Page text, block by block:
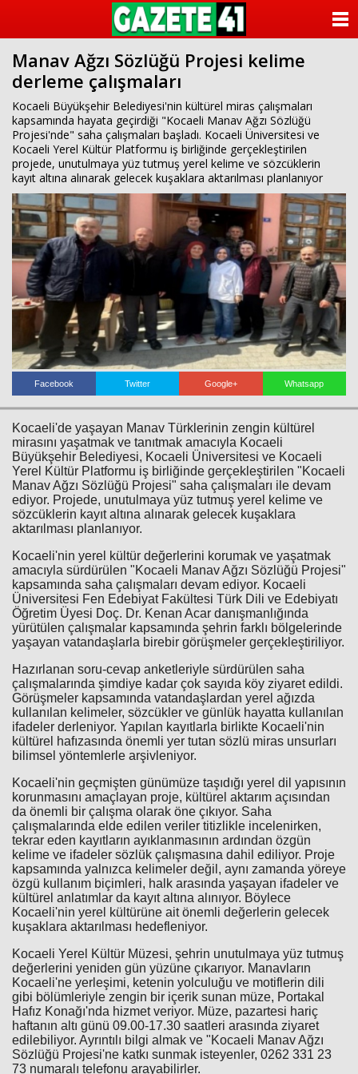
Manav Ağzı Sözlüğü Projesi kelime
derleme çalışmaları
Kocaeli Büyükşehir Belediyesi'nin kültürel miras çalışmaları
kapsamında hayata geçirdiği "Kocaeli Manav Ağzı Sözlüğü
Projesi'nde" saha çalışmaları başladı. Kocaeli Üniversitesi ve
Kocaeli Yerel Kültür Platformu iş birliğinde gerçekleştirilen
projede, unutulmaya yüz tutmuş yerel kelime ve sözcüklerin
kayıt altına alınarak gelecek kuşaklara aktarılması planlanıyor
Facebook Twitter Google+ Whatsapp
Kocaeli'de yaşayan Manav Türklerinin zengin kültürel
mirasını yaşatmak ve tanıtmak amacıyla Kocaeli
Büyükşehir Belediyesi, Kocaeli Üniversitesi ve Kocaeli
Yerel Kültür Platformu iş birliğinde gerçekleştirilen "Kocaeli
Manav Ağzı Sözlüğü Projesi" saha çalışmaları ile devam
ediyor. Projede, unutulmaya yüz tutmuş yerel kelime ve
sözcüklerin kayıt altına alınarak gelecek kuşaklara
aktarılması planlanıyor.
Kocaeli'nin yerel kültür değerlerini korumak ve yaşatmak
amacıyla sürdürülen "Kocaeli Manav Ağzı Sözlüğü Projesi"
kapsamında saha çalışmaları devam ediyor. Kocaeli
Üniversitesi Fen Edebiyat Fakültesi Türk Dili ve Edebiyatı
Öğretim Üyesi Doç. Dr. Kenan Acar danışmanlığında
yürütülen çalışmalar kapsamında şehrin farklı bölgelerinde
yaşayan vatandaşlarla birebir görüşmeler gerçekleştiriliyor.
Hazırlanan soru-cevap anketleriyle sürdürülen saha
çalışmalarında şimdiye kadar çok sayıda köy ziyaret edildi.
Görüşmeler kapsamında vatandaşlardan yerel ağızda
kullanılan kelimeler, sözcükler ve günlük hayatta kullanılan
ifadeler derleniyor. Yapılan kayıtlarla birlikte Kocaeli'nin
kültürel hafızasında önemli yer tutan sözlü miras unsurları
bilimsel yöntemlerle arşivleniyor.
Kocaeli'nin geçmişten günümüze taşıdığı yerel dil yapısının
korunmasını amaçlayan proje, kültürel aktarım açısından
da önemli bir çalışma olarak öne çıkıyor. Saha
çalışmalarında elde edilen veriler titizlikle incelenirken,
tekrar eden kayıtların ayıklanmasının ardından özgün
kelime ve ifadeler sözlük çalışmasına dahil ediliyor. Proje
kapsamında yalnızca kelimeler değil, aynı zamanda yöreye
özgü kullanım biçimleri, halk arasında yaşayan ifadeler ve
kültürel anlatımlar da kayıt altına alınıyor. Böylece
Kocaeli'nin yerel kültürüne ait önemli değerlerin gelecek
kuşaklara aktarılması hedefleniyor.
Kocaeli Yerel Kültür Müzesi, şehrin unutulmaya yüz tutmuş
değerlerini yeniden gün yüzüne çıkarıyor. Manavların
Kocaeli'ne yerleşimi, ketenin yolculuğu ve motiflerin dili
gibi bölümleriyle zengin bir içerik sunan müze, Portakal
Hafız Konağı'nda hizmet veriyor. Müze, pazartesi hariç
haftanın altı günü 09.00-17.30 saatleri arasında ziyaret
edilebiliyor. Ayrıntılı bilgi almak ve "Kocaeli Manav Ağzı
Sözlüğü Projesi'ne katkı sunmak isteyenler, 0262 331 23
73 numaralı telefonu arayabilirler.
KATEGORİLER
ANKETLER
FOTO GALERİ
VİDEO GALERİ
KÜNYE
İLETİŞİM
Haberin Doğru Adresi.